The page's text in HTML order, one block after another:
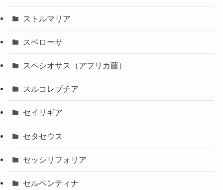
ストルマリア
スベローサ
スペシオサス（アフリカ藤）
スルコレブチア
セイリギア
セタセウス
セッシリフォリア
セルペンティナ